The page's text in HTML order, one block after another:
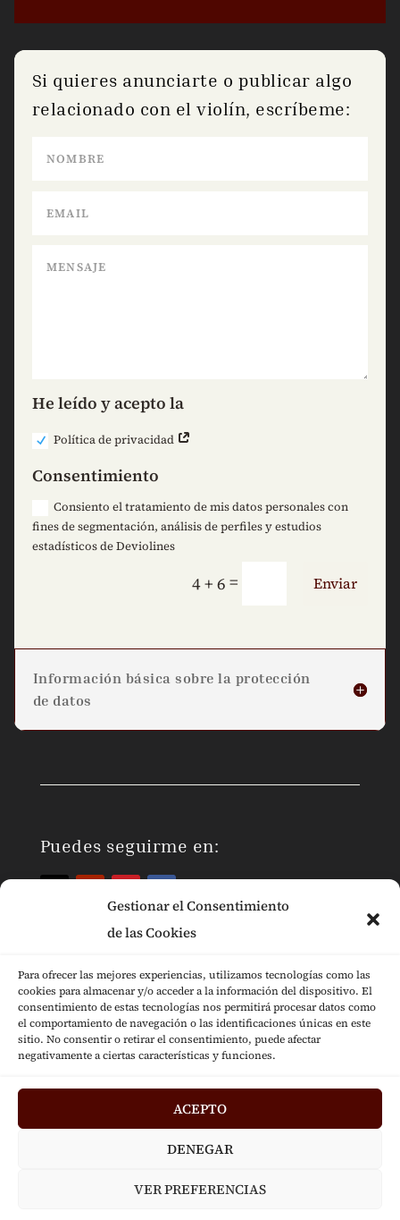
Gestionar el Consentimiento
de las Cookies
Para ofrecer las mejores experiencias, utilizamos tecnologías como las
cookies para almacenar y/o acceder a la información del dispositivo. El
consentimiento de estas tecnologías nos permitirá procesar datos como
el comportamiento de navegación o las identificaciones únicas en este
sitio. No consentir o retirar el consentimiento, puede afectar
negativamente a ciertas características y funciones.
ACEPTO
DENEGAR
VER PREFERENCIAS
Si quieres anunciarte o publicar algo
relacionado con el violín, escríbeme:
He leído y acepto la
Política de privacidad
Consentimiento
Consiento el tratamiento de mis datos personales con
fines de segmentación, análisis de perfiles y estudios
estadísticos de Deviolines
4 + 6 = Enviar
Información básica sobre la protección
de datos
Puedes seguirme en:
Páginas Legales
Diseñado porJesús Fernández © 2024|
Desarrollado porMensaje